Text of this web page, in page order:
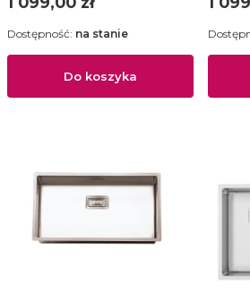
Do koszyka
Dostępność: na stanie